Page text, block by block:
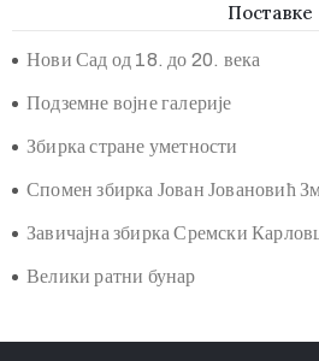
Поставке
Нови Сад од 18. до 20. века
Подземне војне галерије
Збирка стране уметности
Спомен збирка Јован Јовановић
Завичајна збирка Сремски
Велики ратни бунар